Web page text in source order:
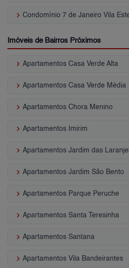
keyboard_arrow_right Condomínio 7 de Janeiro Vila
Imóveis de Bairros Próximos
keyboard_arrow_right Apartamentos Casa Verde Alta
keyboard_arrow_right Apartamentos Casa Verde Média
keyboard_arrow_right Apartamentos Chora Menino
keyboard_arrow_right Apartamentos Imirim
keyboard_arrow_right Apartamentos Jardim das
keyboard_arrow_right Apartamentos Jardim São Bento
keyboard_arrow_right Apartamentos Parque Peruche
keyboard_arrow_right Apartamentos Santa Teresinha
keyboard_arrow_right Apartamentos Santana
keyboard_arrow_right Apartamentos Vila Bandeirantes